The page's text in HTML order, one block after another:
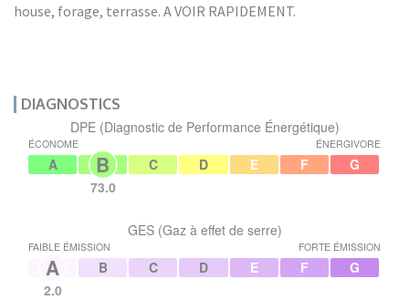
house, forage, terrasse. A VOIR RAPIDEMENT.
DIAGNOSTICS
A B
73.0
C D E F G
ÉCONOME ÉNERGIVORE
DPE (Diagnostic de Performance Énergétique)
A
2.0
B C D E F G
FAIBLE ÉMISSION FORTE ÉMISSION
GES (Gaz à effet de serre)